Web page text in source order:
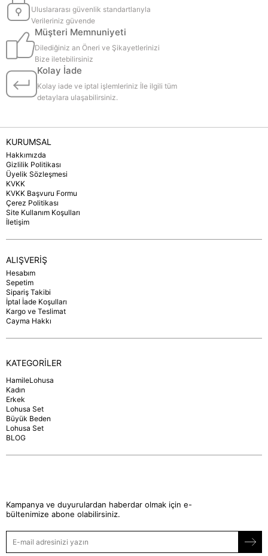
Uluslararası güvenlik standartlarıyla
Verileriniz güvende
Müşteri Memnuniyeti
Dilediğiniz an Öneri ve Şikayetlerinizi
Bize iletebilirsiniz
Kolay İade
Kolay iade ve iptal işlemleriniz İle ilgili tüm
detaylara ulaşabilirsiniz.
KURUMSAL
Hakkımızda
Gizlilik Politikası
Üyelik Sözleşmesi
KVKK
KVKK Başvuru Formu
Çerez Politikası
Site Kullanım Koşulları
İletişim
ALIŞVERİŞ
Hesabım
Sepetim
Sipariş Takibi
İptal İade Koşulları
Kargo ve Teslimat
Cayma Hakkı
KATEGORİLER
HamileLohusa
Kadın
Erkek
Lohusa Set
Büyük Beden
Lohusa Set
BLOG
Kampanya ve duyurulardan haberdar olmak için e-
bültenimize abone olabilirsiniz.